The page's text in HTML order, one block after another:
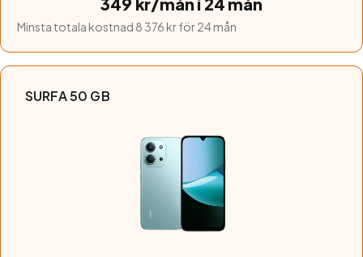
Minsta totala kostnad 8 376 kr för 24 mån
SURFA 50 GB